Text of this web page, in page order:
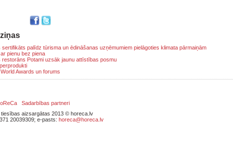
sertifikāts palīdz tūrisma un ēdināšanas uzņēmumiem pielāgoties klimata pārmaiņām
ar pienu bez piena
restorāns Potami uzsāk jaunu attīstības posmu
Awards un forums
Sadarbības partneri
tiesības aizsargātas 2013 © horeca.lv
20039309; e-pasts: horeca@horeca.lv